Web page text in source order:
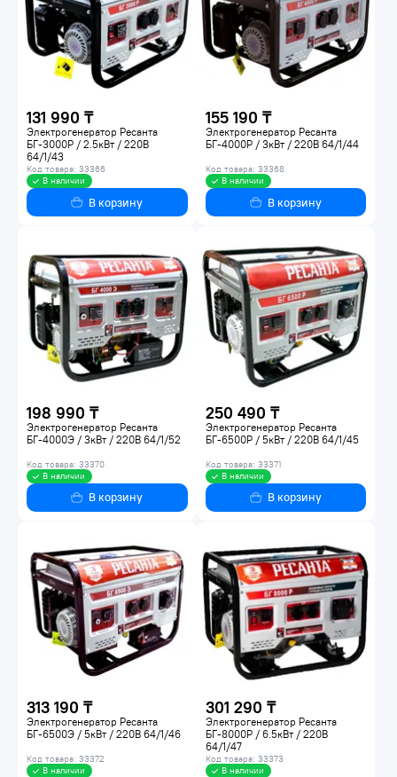
131 990 ₸
Электрогенератор Ресанта
БГ-3000Р / 2.5кВт / 220В
64/1/43
Код товара: 33366
В наличии
В корзину
155 190 ₸
Электрогенератор Ресанта
БГ-4000Р / 3кВт / 220В 64/1/44
Код товара: 33368
В наличии
В корзину
198 990 ₸
Электрогенератор Ресанта
БГ-4000Э / 3кВт / 220В 64/1/52
Код товара: 33370
В наличии
В корзину
250 490 ₸
Электрогенератор Ресанта
БГ-6500Р / 5кВт / 220В 64/1/45
Код товара: 33371
В наличии
В корзину
313 190 ₸
Электрогенератор Ресанта
БГ-6500Э / 5кВт / 220В 64/1/46
Код товара: 33372
В наличии
301 290 ₸
Электрогенератор Ресанта
БГ-8000Р / 6.5кВт / 220В
64/1/47
Код товара: 33373
В наличии